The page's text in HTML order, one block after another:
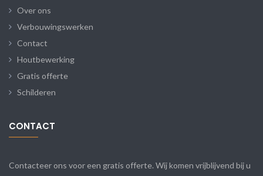
Over ons
Verbouwingswerken
Contact
Houtbewerking
Gratis offerte
Schilderen
CONTACT
Contacteer ons voor een gratis offerte. Wij komen vrijblijvend bij u